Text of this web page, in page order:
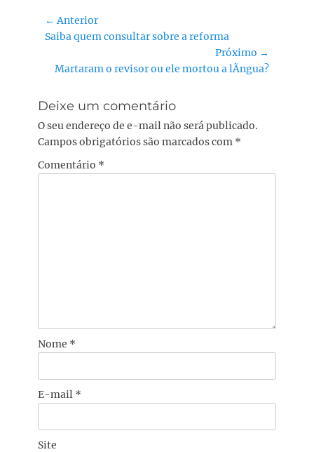
Navegação
de
← Anterior
Post
Saiba quem consultar sobre a reforma
Próximo →
Próximo
Martaram o revisor ou ele mortou a lÃ­ngua?
Deixe um comentário
O seu endereço de e-mail não será publicado.
Campos obrigatórios são marcados com *
Comentário *
Nome *
E-mail *
Site